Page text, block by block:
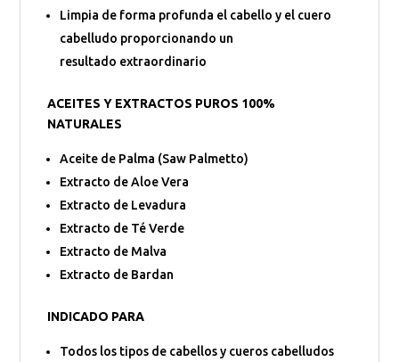
Limpia de forma profunda el cabello y el cuero
cabelludo proporcionando un
resultado extraordinario
ACEITES Y EXTRACTOS PUROS 100%
NATURALES
Aceite de Palma (Saw Palmetto)
Extracto de Aloe Vera
Extracto de Levadura
Extracto de Té Verde
Extracto de Malva
Extracto de Bardan
INDICADO PARA
Todos los tipos de cabellos y cueros cabelludos